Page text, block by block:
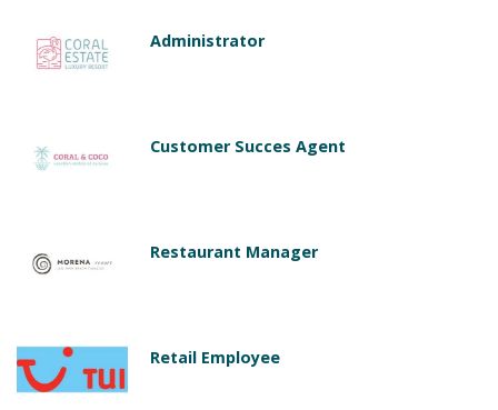
Administrator
Customer Succes Agent
Restaurant Manager
Retail Employee